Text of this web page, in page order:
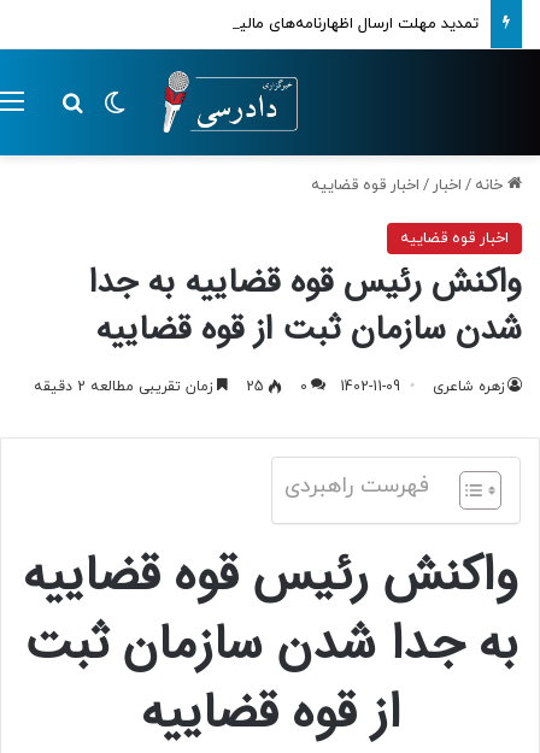
تمدید مهلت ارسال اظهارنامه‌های مالیاتی تا پایان تابستان 1405
تغییر پوسته
خانه / اخبار / اخبار قوه قضاییه
اخبار قوه قضاییه
واکنش رئیس قوه قضاییه به جدا
شدن سازمان ثبت از قوه قضاییه
زهره شاعری 1402-11-09
0
25 زمان تقریبی مطالعه 2 دقیقه
فهرست راهبردی
واکنش رئیس قوه قضاییه
به جدا شدن سازمان ثبت
از قوه قضاییه